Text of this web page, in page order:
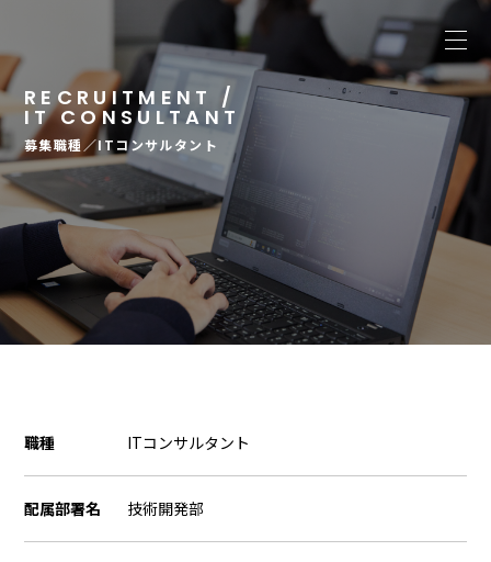
RECRUITMENT /
IT CONSULTANT
募集職種／ITコンサルタント
職種 ITコンサルタント
配属部署名 技術開発部